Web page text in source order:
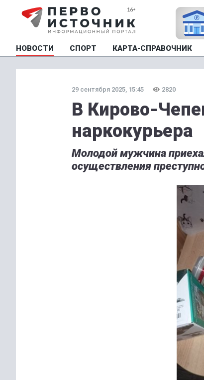
НОВОСТИ СПОРТ КАРТА-СПРАВОЧНИК
29 сентября 2025, 15:45 2820
В Кирово-
наркокурьера
Молодой мужчина
осуществления